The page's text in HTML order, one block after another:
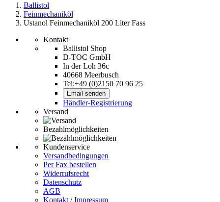
Ballistol
Feinmechaniköl
Ustanol Feinmechaniköl 200 Liter Fass
Kontakt
Ballistol Shop
D-TOC GmbH
In der Loh 36c
40668 Meerbusch
Tel:+49 (0)2150 70 96 25
Email senden
Händler-Registrierung
Versand
Bezahlmöglichkeiten
Kundenservice
Versandbedingungen
Per Fax bestellen
Widerrufsrecht
Datenschutz
AGB
Kontakt /Impressum